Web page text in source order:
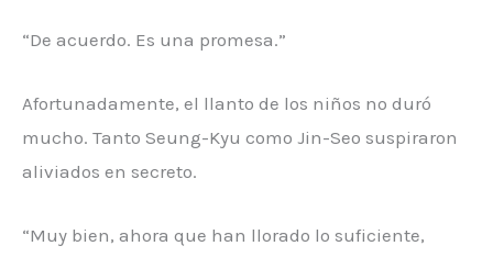
“De acuerdo. Es una promesa.”
Afortunadamente, el llanto de los niños no duró
mucho. Tanto Seung-Kyu como Jin-Seo suspiraron
aliviados en secreto.
“Muy bien, ahora que han llorado lo suficiente,